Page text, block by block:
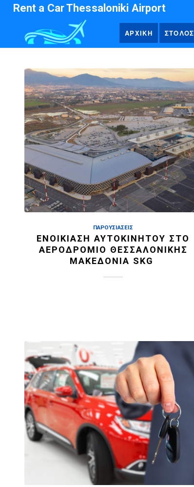
Rent a Car Thessaloniki Airport
ΑΡΧΙΚΗ ΣΤΟΛΟΣ
ΠΑΡΟΥΣΙΆΣΕΙΣ
ΕΝΟΙΚΊΑΣΗ ΑΥΤΟΚΙΝΉΤΟΥ ΣΤΟ
ΑΕΡΟΔΡΌΜΙΟ ΘΕΣΣΑΛΟΝΊΚΗΣ
ΜΑΚΕΔΟΝΊΑ SKG